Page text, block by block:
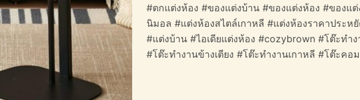
#ตกแต่งห้อง #ของแต่งบ้าน #ของแต่งห้อง #ของแ
นิมอล #แต่งห้องสไตล์เกาหลี #แต่งห้องราคาประห
#แต่งบ้าน #ไอเดียแต่งห้อง #cozybrown #โต๊ะท
#โต๊ะทำงานข้างเตียง #โต๊ะทำงานเกาหลี #โต๊ะค